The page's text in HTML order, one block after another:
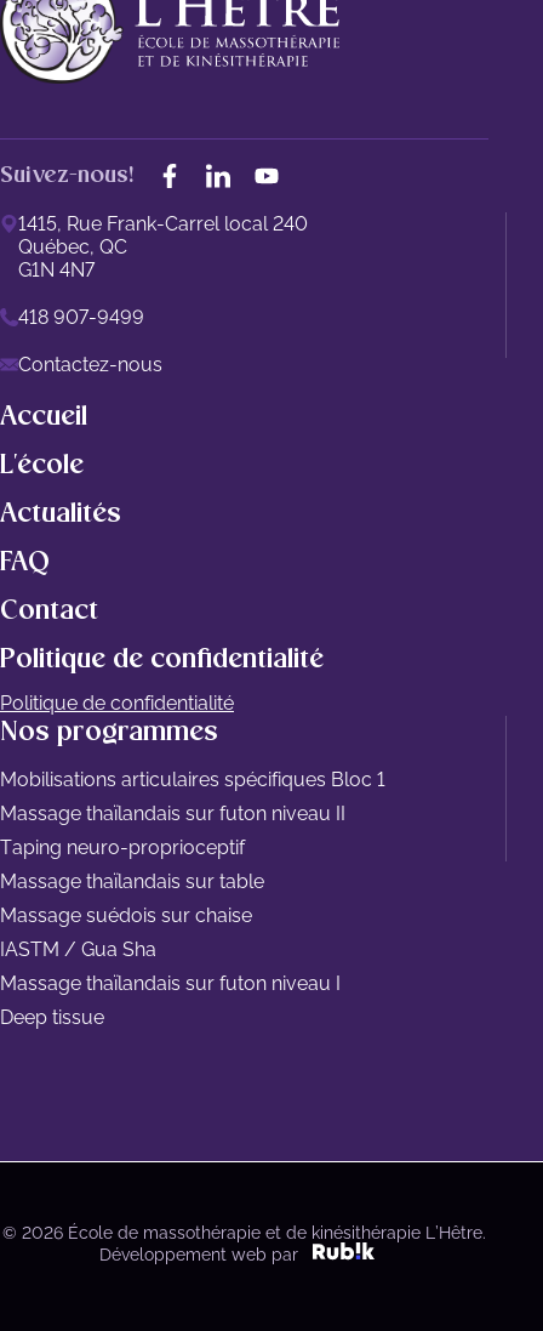
Suivez-nous!
1415, Rue Frank-Carrel local 240
Québec, QC
G1N 4N7
418 907-9499
Contactez-nous
Nos programmes
Mobilisations articulaires spécifiques Bloc 1
Massage thaïlandais sur futon niveau II
Taping neuro-proprioceptif
Massage thaïlandais sur table
Massage suédois sur chaise
IASTM / Gua Sha
Massage thaïlandais sur futon niveau I
Deep tissue
Accueil
L'école
Actualités
FAQ
Contact
Politique de confidentialité
Politique de confidentialité
© 2026 École de massothérapie et de kinésithérapie L’Hêtre.
Développement web par